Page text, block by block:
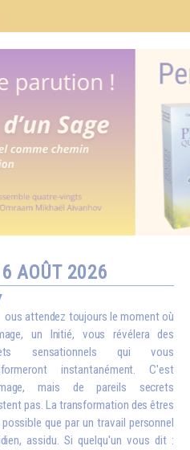
6 AOÛT 2026
ous attendez toujours le moment où
un Initié, vous révélera des
sensationnels qui vous
instantanément. C'est
mais de pareils secrets
pas. La transformation des êtres
que par un travail personnel
assidu. Si quelqu'un vous dit :